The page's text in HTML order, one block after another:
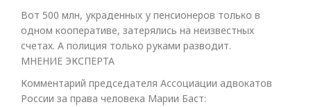
Вот 500 млн, украденных у пенсионеров только в
одном кооперативе, затерялись на неизвестных
счетах. А полиция только руками разводит.
МНЕНИЕ ЭКСПЕРТА
Комментарий председателя Ассоциации адвокатов
России за права человека Марии Баст: